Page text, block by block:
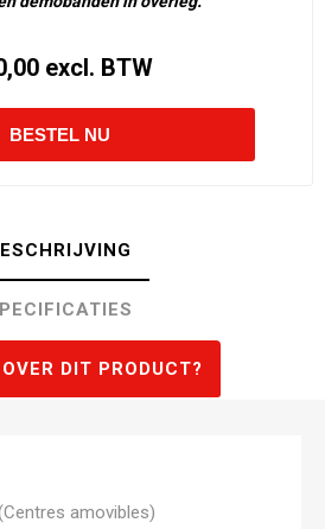
excl. BTW
DIT PRODUCT?
amovibles)